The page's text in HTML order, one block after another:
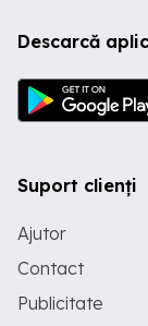
Descarcă
Suport clienți
Ajutor
Contact
Publicitate